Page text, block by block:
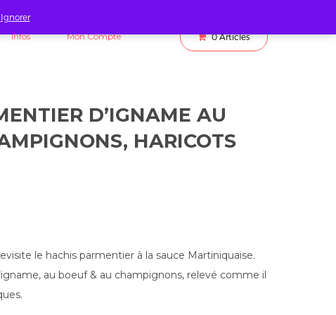
Infos Mon Compte 0 Articles
D’IGNAME AU
HARICOTS
le hachis parmentier à la sauce Martiniquaise.
au boeuf & au champignons, relevé comme il
Ignorer